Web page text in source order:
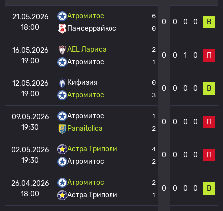
21.05.2026
18:00
Атромитос
Пансеррайкос
6
0
0 0 0 0 В
16.05.2026
19:00
AEL Лариса
Атромитос
2
1
0 0 1 0 П
12.05.2026
19:00
Кифизия
Атромитос
0
3
0 0 0 0 В
09.05.2026
19:30
Атромитос
Panaitolica
1
2
0 0 0 0 П
02.05.2026
19:30
Астра Триполи
Атромитос
4
2
0 0 0 0 П
26.04.2026
18:00
Атромитос
Астра Триполи
2
1
0 0 0 0 В